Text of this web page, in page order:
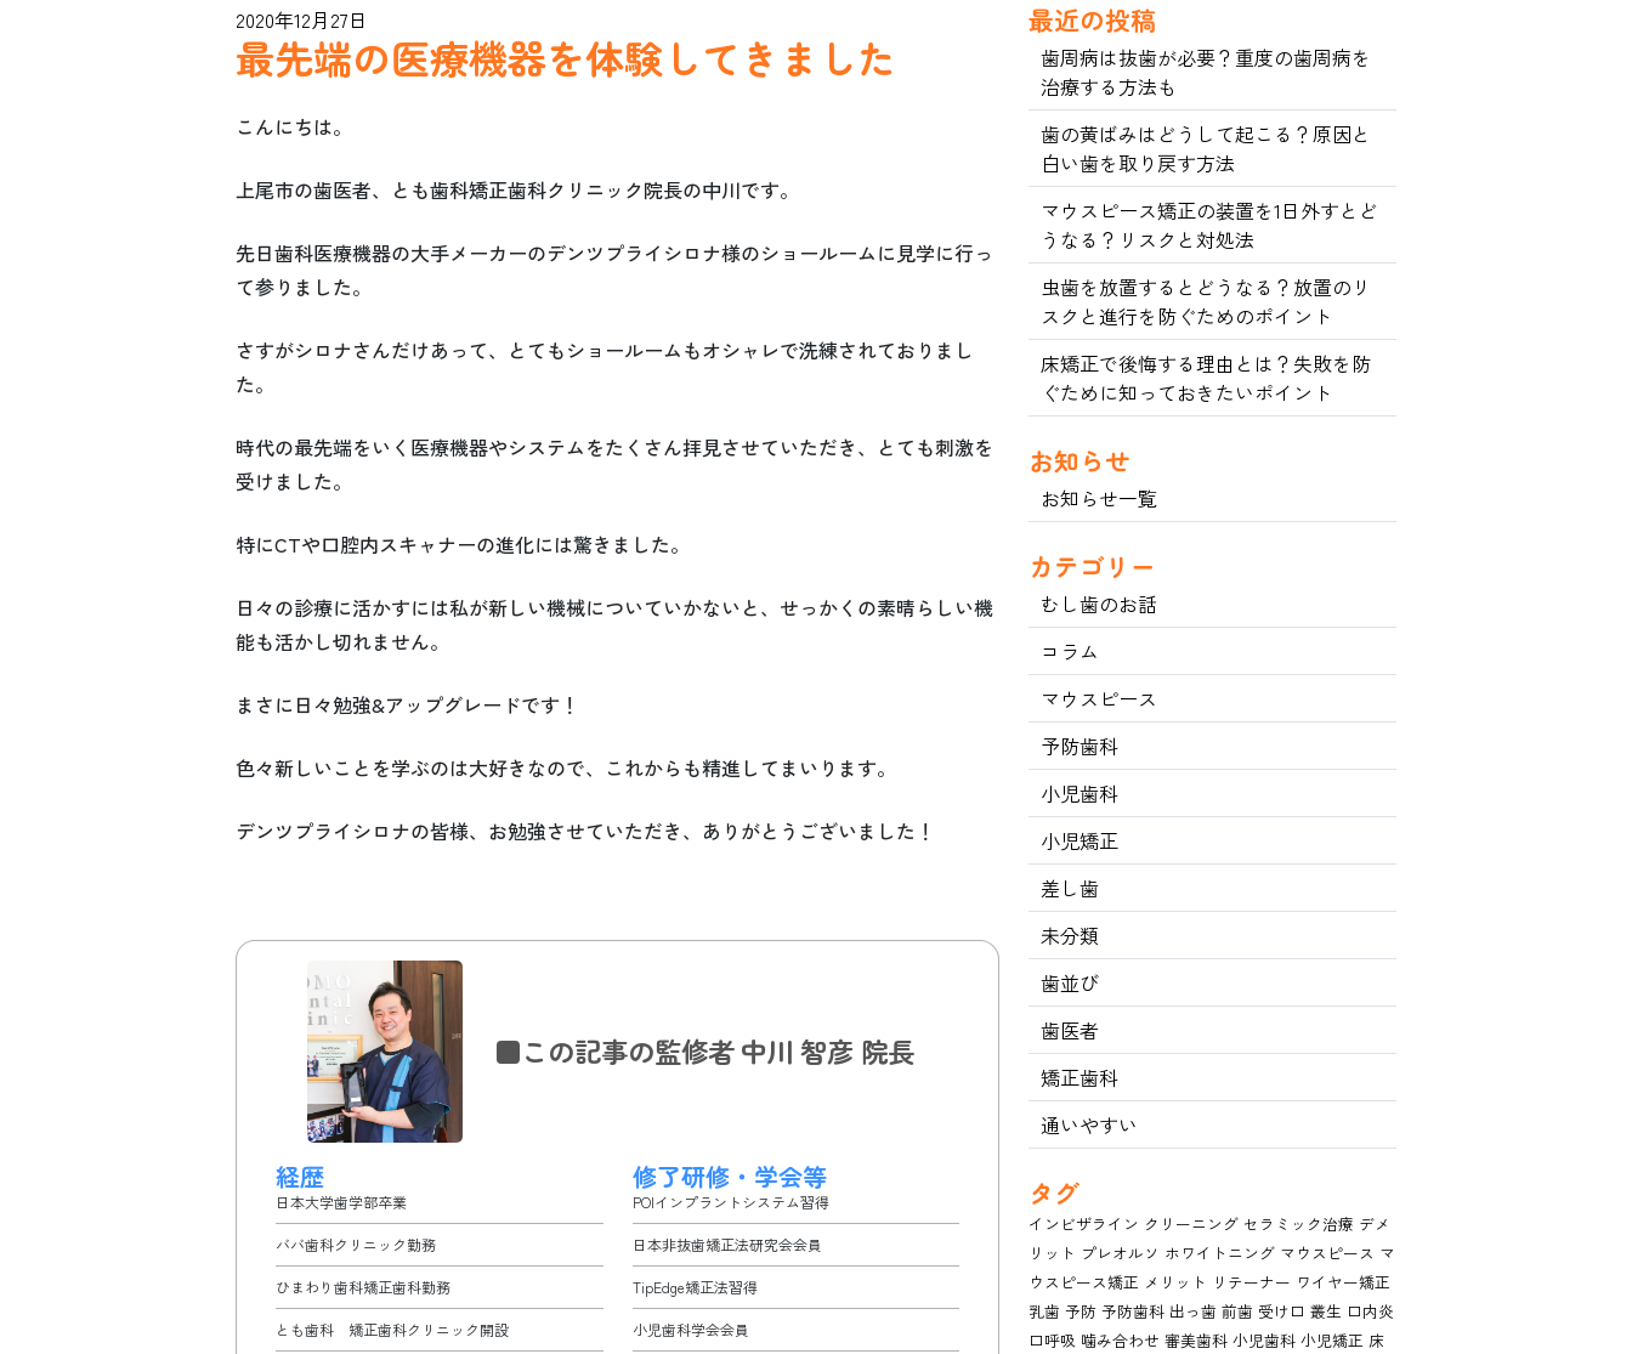
2020年12月27日
最先端の医療機器を体験してきました
こんにちは。
上尾市の歯医者、とも歯科矯正歯科クリニック院長の中川です。
先日歯科医療機器の大手メーカーのデンツプライシロナ様のショールームに見学に行っ
て参りました。
さすがシロナさんだけあって、とてもショールームもオシャレで洗練されておりまし
た。
時代の最先端をいく医療機器やシステムをたくさん拝見させていただき、とても刺激を
受けました。
特にCTや口腔内スキャナーの進化には驚きました。
日々の診療に活かすには私が新しい機械についていかないと、せっかくの素晴らしい機
能も活かし切れません。
まさに日々勉強&アップグレードです！
色々新しいことを学ぶのは大好きなので、これからも精進してまいります。
デンツプライシロナの皆様、お勉強させていただき、ありがとうございました！
■この記事の監修者中川 智彦 院長
経歴
日本大学歯学部卒業
ババ歯科クリニック勤務
ひまわり歯科矯正歯科勤務
とも歯科 矯正歯科クリニック開設
修了研修・学会等
POIインプラントシステム習得
日本非抜歯矯正法研究会会員
TipEdge矯正法習得
小児歯科学会会員
最近の投稿
歯周病は抜歯が必要？重度の歯周病を
治療する方法も
歯の黄ばみはどうして起こる？原因と
白い歯を取り戻す方法
マウスピース矯正の装置を1日外すとど
うなる？リスクと対処法
虫歯を放置するとどうなる？放置のリ
スクと進行を防ぐためのポイント
床矯正で後悔する理由とは？失敗を防
ぐために知っておきたいポイント
お知らせ
お知らせ一覧
カテゴリー
むし歯のお話
コラム
マウスピース
予防歯科
小児歯科
小児矯正
差し歯
未分類
歯並び
歯医者
矯正歯科
通いやすい
タグ
インビザライン クリーニング セラミック治療 デメ
リット プレオルソ ホワイトニング マウスピース マ
ウスピース矯正 メリット リテーナー ワイヤー矯正
乳歯 予防 予防歯科 出っ歯 前歯 受け口 叢生 口内炎
口呼吸 噛み合わせ 審美歯科 小児歯科 小児矯正 床